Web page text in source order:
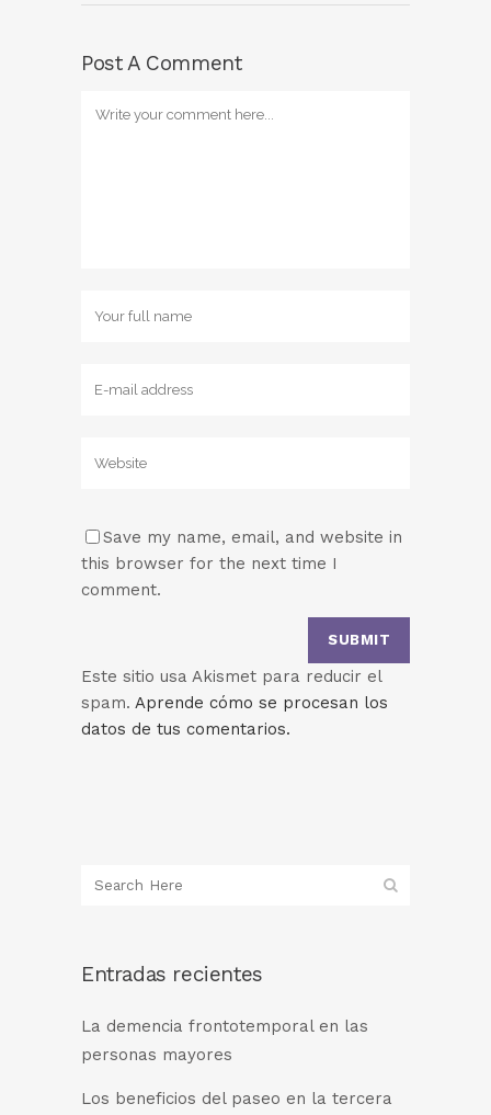
Post A Comment
Save my name, email, and website in
this browser for the next time I
comment.
Este sitio usa Akismet para reducir el
spam. Aprende cómo se procesan los
datos de tus comentarios.
Entradas recientes
La demencia frontotemporal en las
personas mayores
Los beneficios del paseo en la tercera